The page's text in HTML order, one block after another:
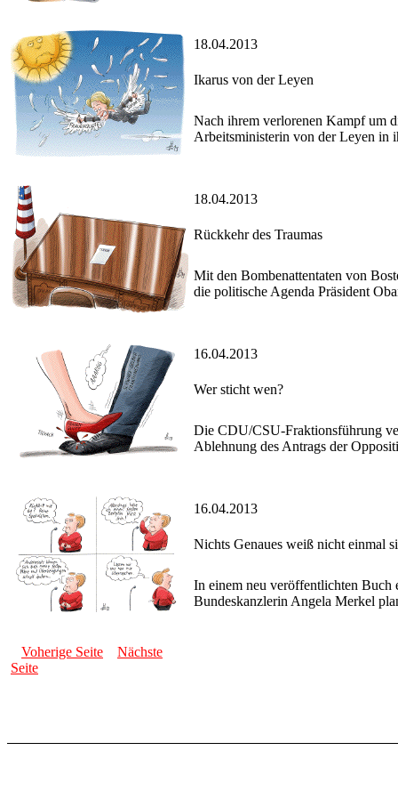
18.04.2013
Ikarus von der Leyen
Nach ihrem verlorenen Kampf um
Arbeitsministerin von der Leyen in
18.04.2013
Rückkehr des Traumas
Mit den Bombenattentaten von
die politische Agenda Präsident
16.04.2013
Wer sticht wen?
Die CDU/CSU-Fraktionsführung
Ablehnung des Antrags der
16.04.2013
Nichts Genaues weiß nicht einmal
In einem neu veröffentlichten Buch
Bundeskanzlerin Angela Merkel
Voherige Seite
Nächste
Seite